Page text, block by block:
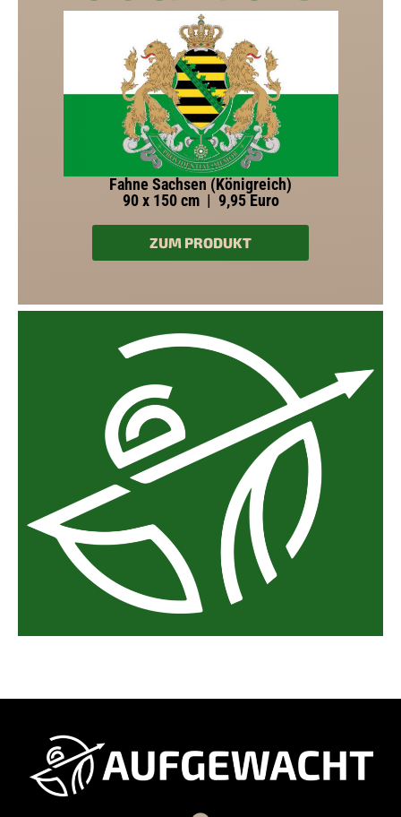
Fahne Sachsen (Königreich)
90 x 150 cm | 9,95 Euro
ZUM PRODUKT